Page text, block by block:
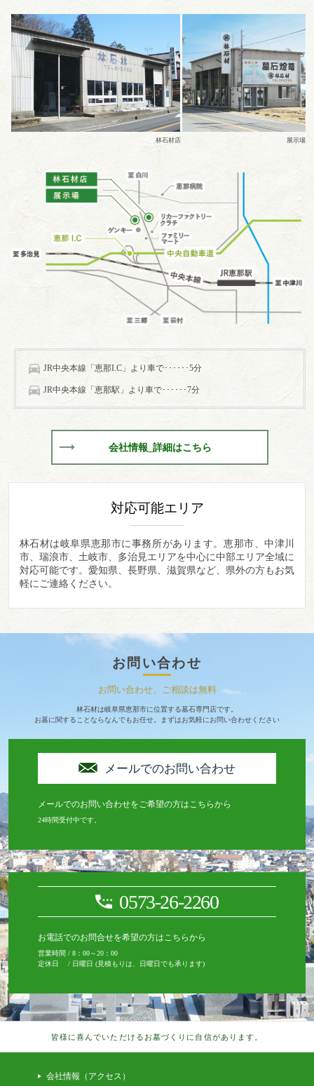
林石材店 展示場
JR中央本線「恵那I.C」より車で･･････5分
JR中央本線「恵那駅」より車で･･････7分
会社情報_詳細はこちら
対応可能エリア
林石材は岐阜県恵那市に事務所があります。 恵那市、中津川
市、瑞浪市、土岐市、多治見エリアを中心に中部エリア全域に
対応可能です。愛知県、長野県、滋賀県など、県外の方もお気
軽にご連絡ください。
お問い合わせ
お問い合わせ、ご相談は無料
林石材は岐阜県恵那市に位置する墓石専門店です。
お墓に関することならなんでもお任せ。まずはお気軽にお問い合わせください
メールでのお問い合わせ
メールでのお問い合わせをご希望の方はこちらから
24時間受付中です。
0573-26-2260
お電話でのお問合せを希望の方はこちらから
営業時間 / 8：00～20：00
定休日 / 日曜日 (見積もりは、日曜日でも承ります)
皆様に喜んでいただけるお墓づくりに自信があります。
会社情報（アクセス）